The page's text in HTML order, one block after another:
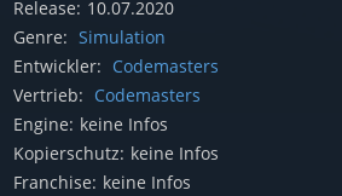
Release: 10.07.2020
Genre: Simulation
Entwickler: Codemasters
Vertrieb: Codemasters
Engine: keine Infos
Kopierschutz: keine Infos
Franchise: keine Infos